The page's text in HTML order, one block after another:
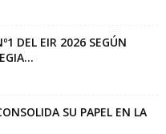
DEL EIR 2026 SEGÚN
SU PAPEL EN LA